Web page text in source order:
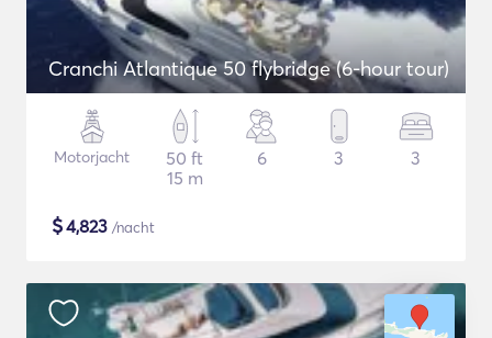
Cranchi Atlantique 50 flybridge (6-hour tour)
Motorjacht
50 ft
15 m
6 3 3
$4,823 /nacht